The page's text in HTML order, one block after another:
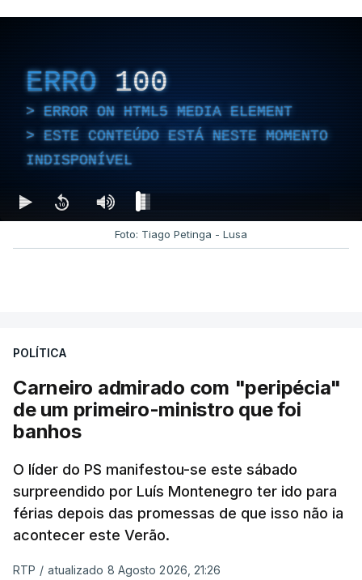
ERRO 100
ERROR ON HTML5 MEDIA ELEMENT
ESTE CONTEÚDO ESTÁ NESTE MOMENTO
INDISPONÍVEL
Foto: Tiago Petinga - Lusa
POLÍTICA
Carneiro admirado com "peripécia"
de um primeiro-ministro que foi
banhos
O líder do PS manifestou-se este sábado
surpreendido por Luís Montenegro ter ido para
férias depois das promessas de que isso não ia
acontecer este Verão.
RTP / atualizado 8 Agosto 2026, 21:26